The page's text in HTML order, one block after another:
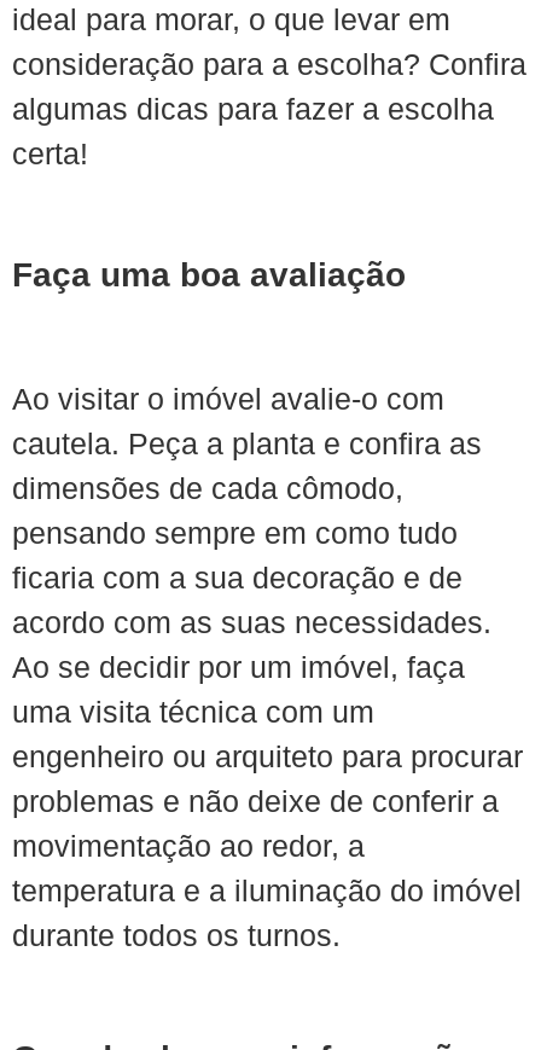
ideal para morar, o que levar em
consideração para a escolha? Confira
algumas dicas para fazer a escolha
certa!
Faça uma boa avaliação
Ao visitar o imóvel avalie-o com
cautela. Peça a planta e confira as
dimensões de cada cômodo,
pensando sempre em como tudo
ficaria com a sua decoração e de
acordo com as suas necessidades.
Ao se decidir por um imóvel, faça
uma visita técnica com um
engenheiro ou arquiteto para procurar
problemas e não deixe de conferir a
movimentação ao redor, a
temperatura e a iluminação do imóvel
durante todos os turnos.